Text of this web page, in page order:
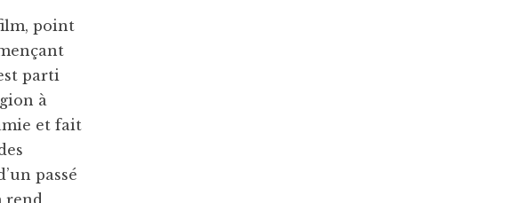
point
parti
à
et fait
passé